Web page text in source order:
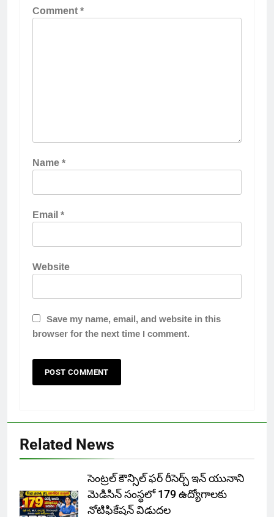
Comment*
Name*
Email*
Website
Save my name, email, and website in this
browser for the next time I comment.
Related News
సెంట్రల్ కౌన్సిల్ ఫర్ రీసెర్చ్ ఇన్ యునాని
మెడిసిన్ సంస్థలో 179 ఉద్యోగాలకు
నోటిఫికేషన్ విడుదల